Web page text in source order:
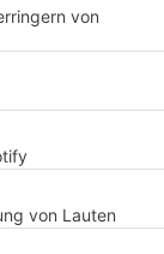
von
von Lauten